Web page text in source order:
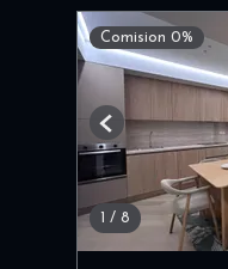
Comision 0%
/ 8
Previous